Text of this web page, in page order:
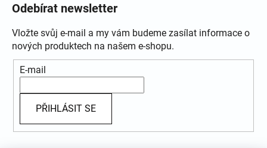
Odebírat newsletter
Vložte svůj e-mail a my vám budeme zasílat informace o
nových produktech na našem e-shopu.
E-mail
PŘIHLÁSIT SE